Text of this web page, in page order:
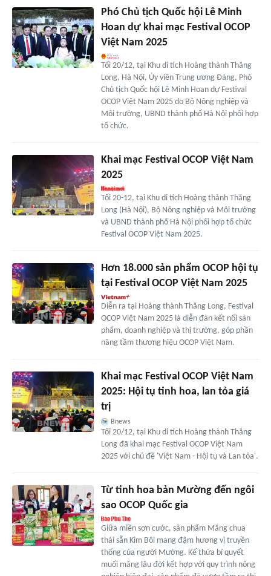
Phó Chủ tịch Quốc hội Lê Minh
Hoan dự khai mạc Festival OCOP
Việt Nam 2025
Tối 20/12, tại Khu di tích Hoàng thành Thăng
Long, Hà Nội, Ủy viên Trung ương Đảng, Phó
Chủ tịch Quốc hội Lê Minh Hoan dự Festival
OCOP Việt Nam 2025 do Bộ Nông nghiệp và
Môi trường, UBND thành phố Hà Nội phối hợp
tổ chức.
Khai mạc Festival OCOP Việt Nam
2025
Tối 20-12, tại Khu di tích Hoàng thành Thăng
Long (Hà Nội), Bộ Nông nghiệp và Môi trường
và UBND thành phố Hà Nội phối hợp tổ chức
Festival OCOP Việt Nam 2025.
Hơn 18.000 sản phẩm OCOP hội tụ
tại Festival OCOP Việt Nam 2025
Diễn ra tại Hoàng thành Thăng Long, Festival
OCOP Việt Nam 2025 là diễn đàn kết nối sản
phẩm, doanh nghiệp và thị trường, góp phần
nâng tầm thương hiệu OCOP Việt Nam.
Khai mạc Festival OCOP Việt Nam
2025: Hội tụ tinh hoa, lan tỏa giá
trị
Bnews
Tối 20/12, tại Khu di tích Hoàng thành Thăng
Long đã khai mạc Festival OCOP Việt Nam
2025 với chủ đề 'Việt Nam - Hội tụ và Lan tỏa'.
Từ tinh hoa bản Mường đến ngôi
sao OCOP Quốc gia
Giữa miền sơn cước, sản phẩm Măng chua
thái sẵn Kim Bôi mang đậm hương vị truyền
thống của người Mường. Kế thừa bí quyết
muối măng lâu đời kết hợp với quy trình nông